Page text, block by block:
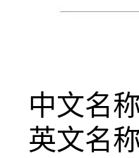
中文名称
英文名称